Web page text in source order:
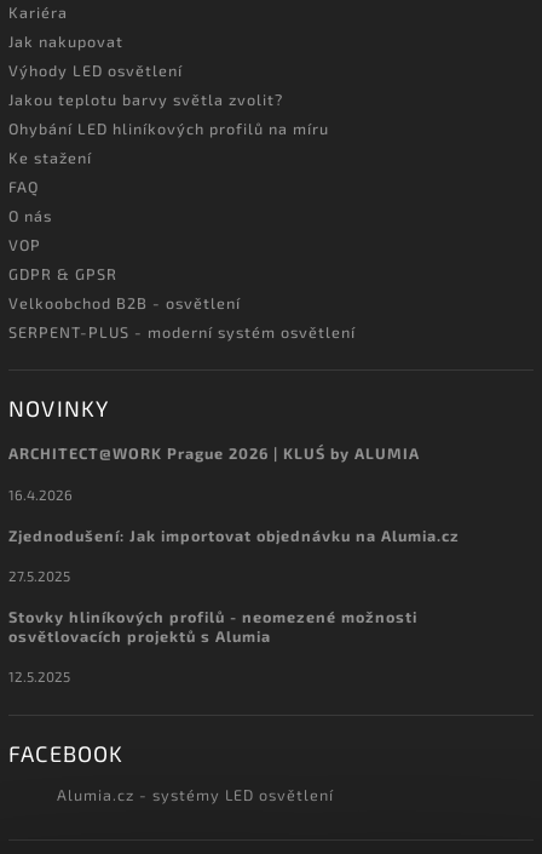
Kariéra
Jak nakupovat
Výhody LED osvětlení
Jakou teplotu barvy světla zvolit?
Ohybání LED hliníkových profilů na míru
Ke stažení
FAQ
O nás
VOP
GDPR & GPSR
Velkoobchod B2B - osvětlení
SERPENT-PLUS - moderní systém osvětlení
NOVINKY
ARCHITECT@WORK Prague 2026 | KLUŚ by ALUMIA
16.4.2026
Zjednodušení: Jak importovat objednávku na Alumia.cz
27.5.2025
Stovky hliníkových profilů - neomezené možnosti
osvětlovacích projektů s Alumia
12.5.2025
FACEBOOK
Alumia.cz - systémy LED osvětlení